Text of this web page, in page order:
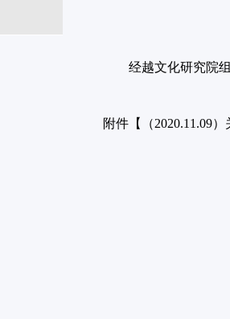
经越文化研究院组
附件【 （2020.11.09